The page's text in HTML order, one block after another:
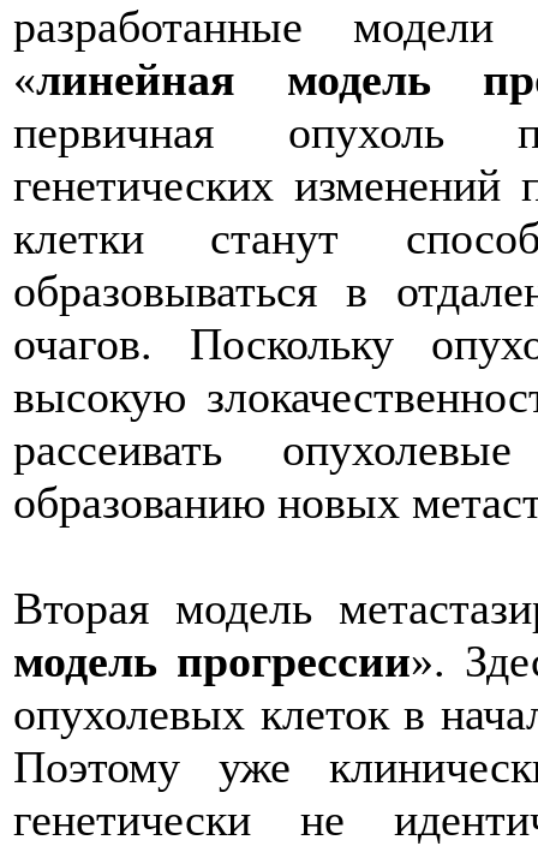
разработанные
«линейная модель
первичная опухоль
генетических изменений
клетки станут
образовываться в
очагов. Поскольку
высокую
рассеивать
образованию новых
Вторая модель
модель прогрессии».
опухолевых клеток в
Поэтому уже
генетически не